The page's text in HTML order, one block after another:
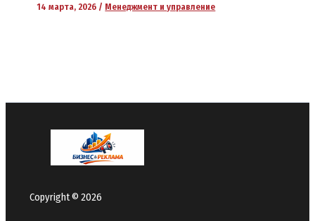
14 марта, 2026 / Менеджмент и управление
Copyright © 2026